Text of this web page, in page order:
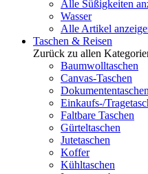
Alle Süßigkeiten
Wasser
Alle Artikel
Taschen & Reisen
Zurück zu allen
Baumwolltaschen
Canvas-Taschen
Dokumententaschen
Einkaufs-/
Faltbare Taschen
Gürteltaschen
Jutetaschen
Koffer
Kühltaschen